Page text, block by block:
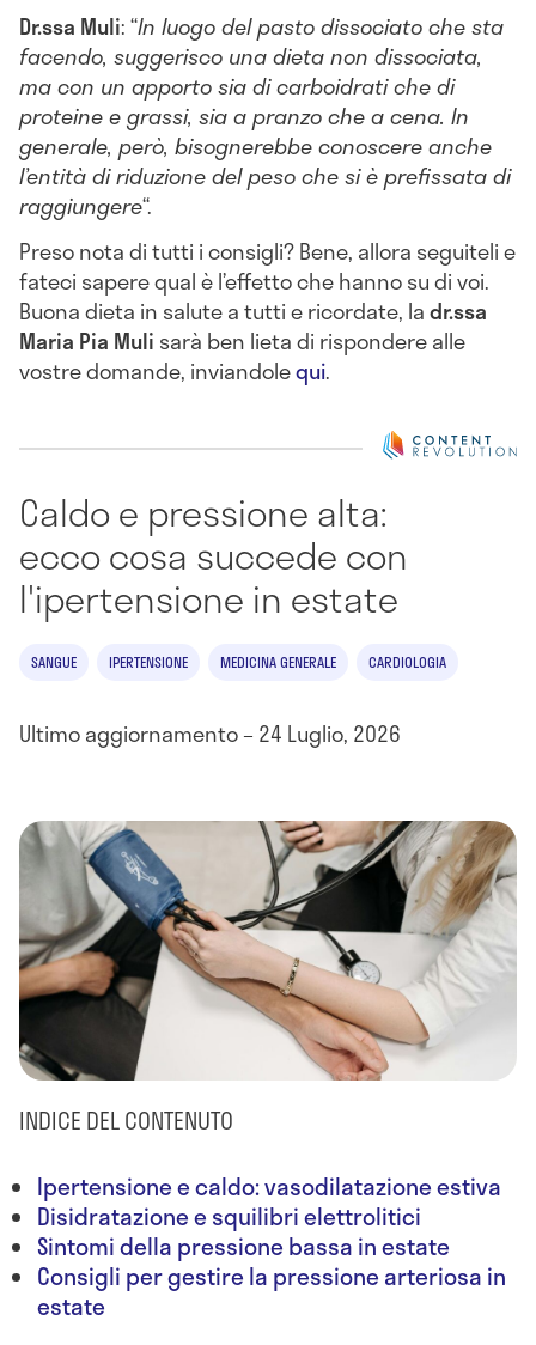
Dr.ssa Muli: “In luogo del pasto dissociato che sta
facendo, suggerisco una dieta non dissociata,
ma con un apporto sia di carboidrati che di
proteine e grassi, sia a pranzo che a cena. In
generale, però, bisognerebbe conoscere anche
l’entità di riduzione del peso che si è prefissata di
raggiungere“.
Preso nota di tutti i consigli? Bene, allora seguiteli e
fateci sapere qual è l’effetto che hanno su di voi.
Buona dieta in salute a tutti e ricordate, ladr.ssa
Maria Pia Muli sarà ben lieta di rispondere alle
vostre domande, inviandolequi.
Caldo e pressione alta:
ecco cosa succede con
l'ipertensione in estate
SANGUE IPERTENSIONE MEDICINA GENERALE CARDIOLOGIA
Ultimo aggiornamento – 24 Luglio, 2026
INDICE DEL CONTENUTO
Ipertensione e caldo: vasodilatazione estiva
Disidratazione e squilibri elettrolitici
Sintomi della pressione bassa in estate
Consigli per gestire la pressione arteriosa in
estate